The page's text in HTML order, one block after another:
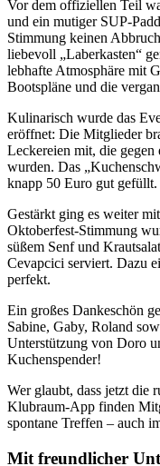
Vor dem offiziellen Teil
und ein mutiger SUP-
Stimmung keinen
liebevoll „Laberkasten“
lebhafte Atmosphäre mit
Bootspläne und die
Kulinarisch wurde das
eröffnet: Die Mitglieder
Leckereien mit, die
wurden. Das
knapp 50 Euro gut gefüllt.
Gestärkt ging es weiter
Oktoberfest-Stimmung
süßem Senf und
Cevapcici serviert. Dazu
perfekt.
Ein großes Dankeschön
Sabine, Gaby, Roland
Unterstützung von Doro
Kuchenspender!
Wer glaubt, dass jetzt die
Klubraum-App finden
spontane Treffen – auch
Mit freundlicher